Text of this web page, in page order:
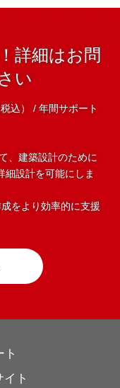
詳細はお問
い
込） / 年間サポート
、建築設計のために
細設計を可能にしま
をより効率的に支援
ト
イト